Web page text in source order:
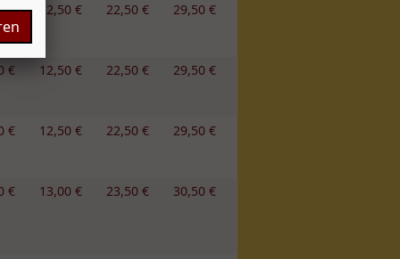
€ 12,50 € 22,50 € 29,50 €
€ 12,50 € 22,50 € 29,50 €
€ 12,50 € 22,50 € 29,50 €
€ 13,00 € 23,50 € 30,50 €